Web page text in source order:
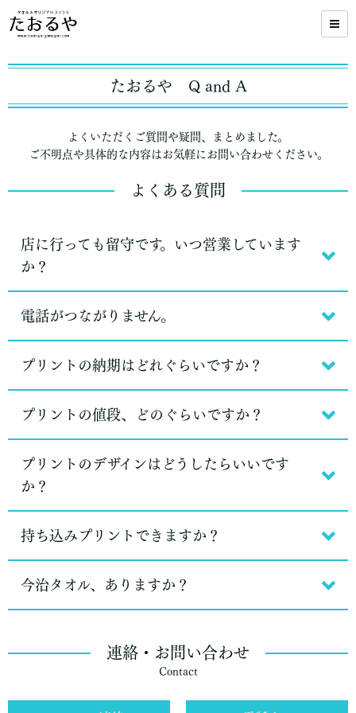
たおるや Q and A
よくいただくご質問や疑問、まとめました。
ご不明点や具体的な内容はお気軽にお問い合わせください。
よくある質問
店に行っても留守です。いつ営業しています
か？
電話がつながりません。
プリントの納期はどれぐらいですか？
プリントの値段、どのぐらいですか？
プリントのデザインはどうしたらいいです
か？
持ち込みプリントできますか？
今治タオル、ありますか？
連絡・お問い合わせ
Contact